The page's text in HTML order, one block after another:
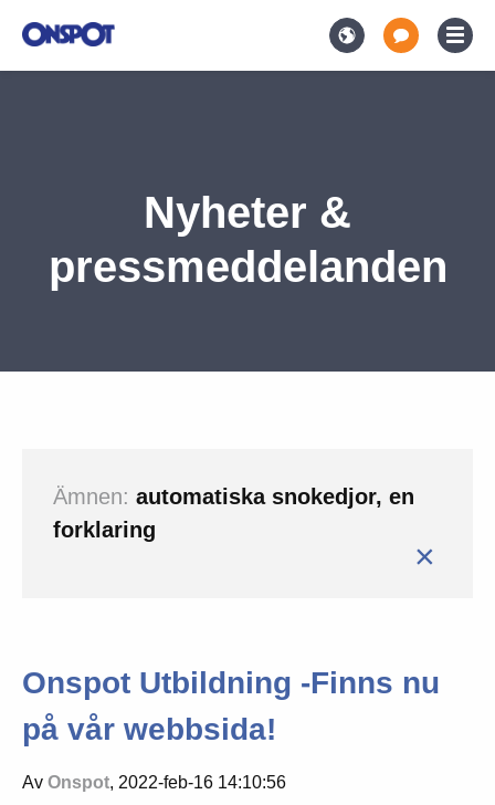
Nyheter &
pressmeddelanden
Ämnen: automatiska snokedjor, en
forklaring
×
Onspot Utbildning -Finns nu
på vår webbsida!
Av Onspot, 2022-feb-16 14:10:56